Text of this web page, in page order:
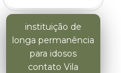
instituição de
longa permanência
para idosos
contato Vila